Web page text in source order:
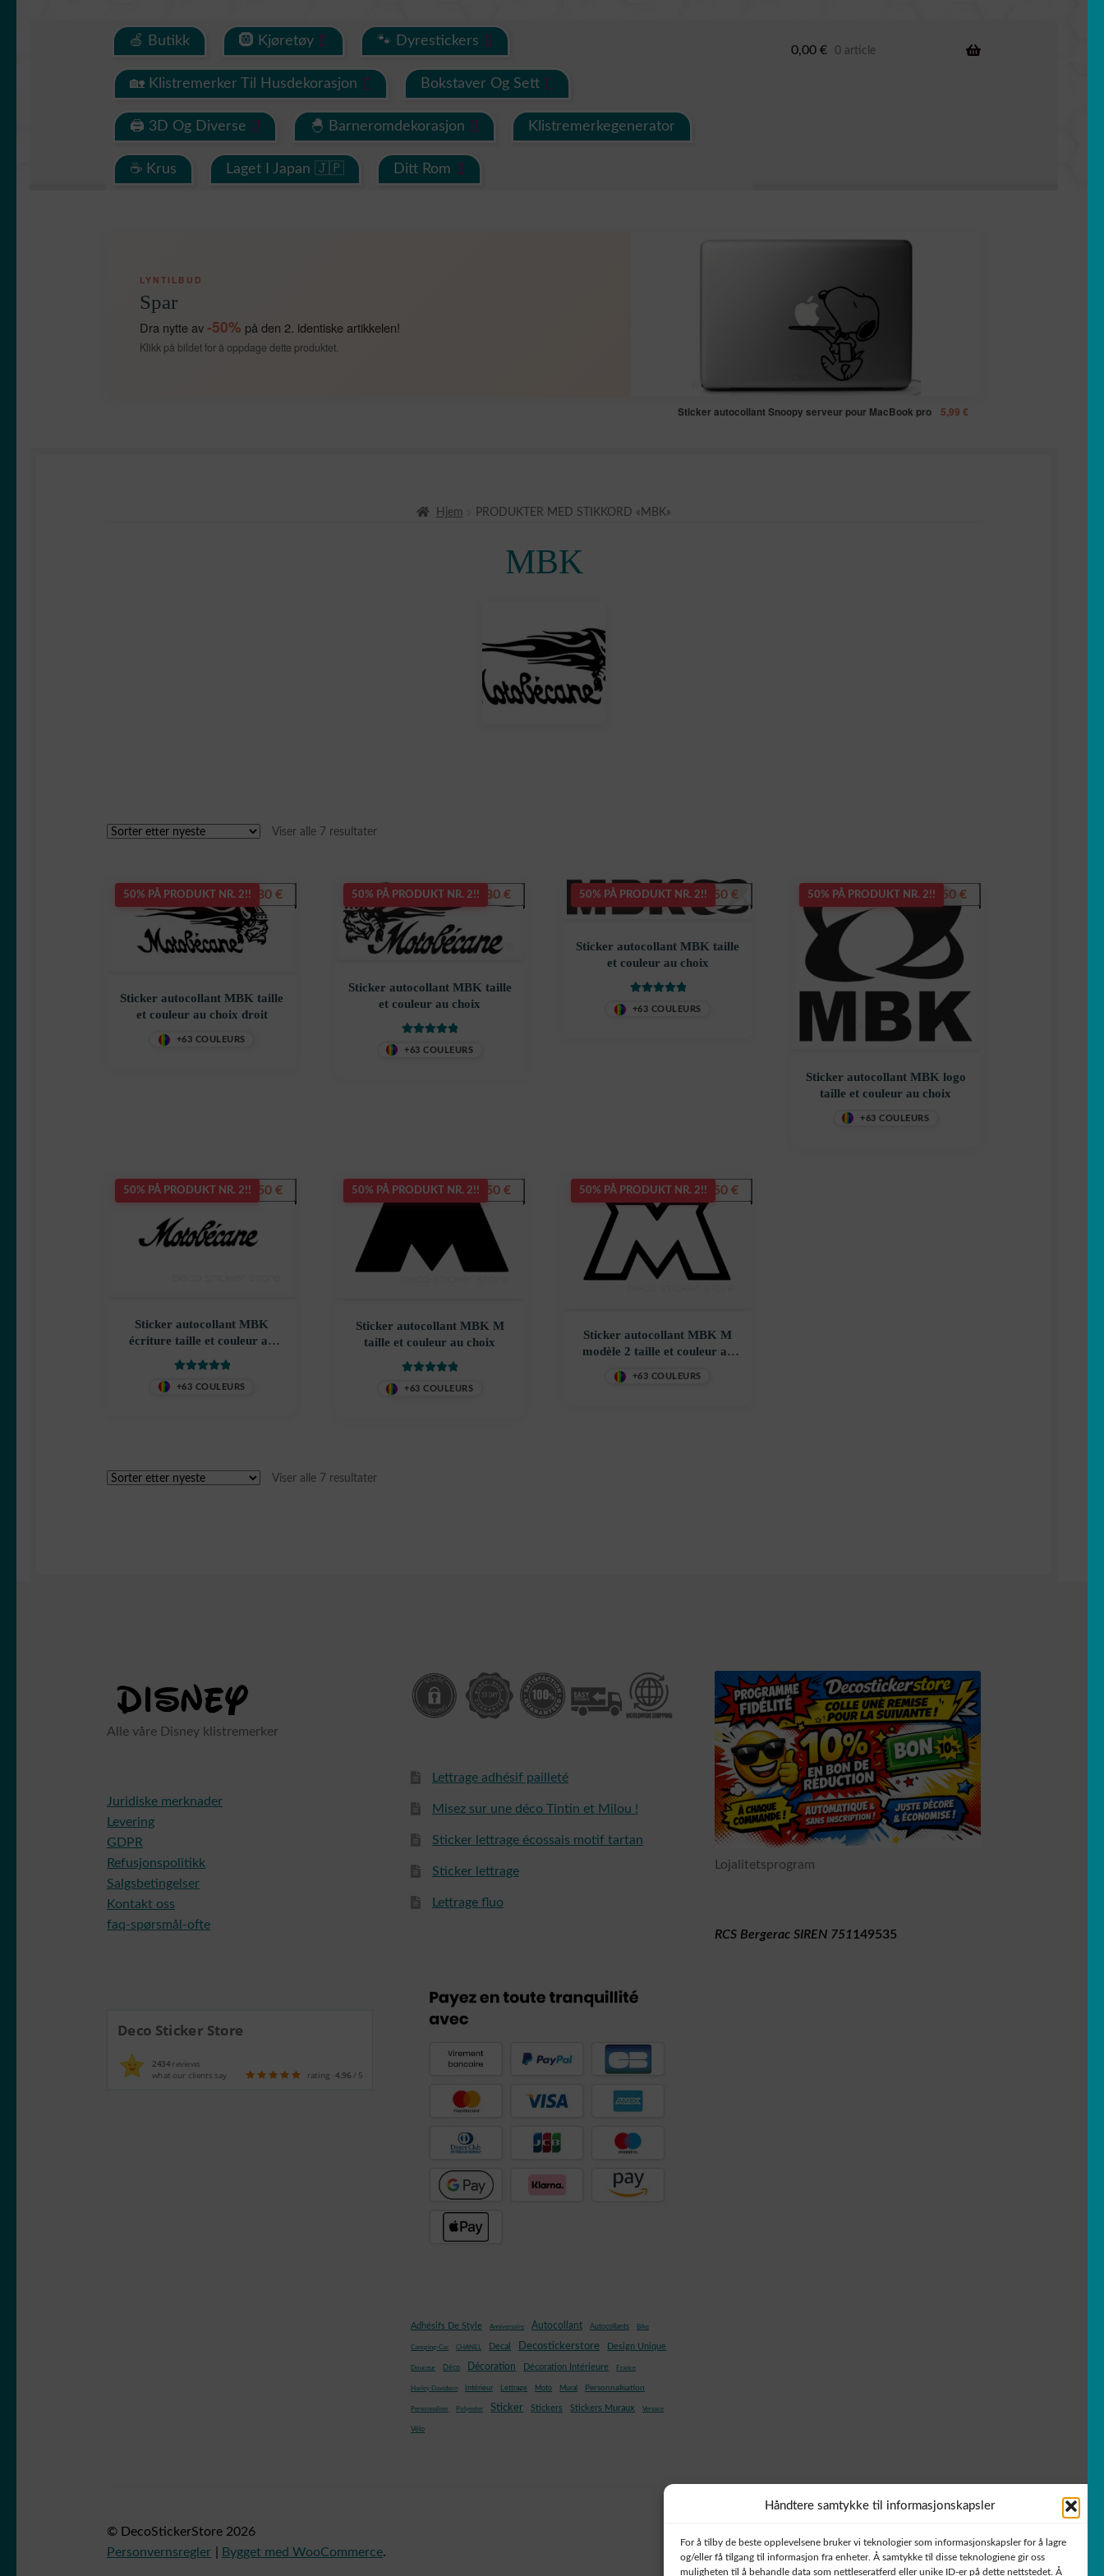
Håndtere samtykke til informasjonskapsler
For å tilby de beste opplevelsene bruker vi teknologier som informasjonskapsler for å lagre
og/eller få tilgang til informasjon fra enheter. Å samtykke til disse teknologiene gir oss
muligheten til å behandle data som nettleseratferd eller unike ID-er på dette nettstedet. Å
🍏 Butikk 🛞 Kjøretøy 🐾 Dyrestickers
🏡 Klistremerker Til Husdekorasjon Bokstaver Og Sett
🖨 3D Og Diverse 🐣 Barneromdekorasjon Klistremerkegenerator
☕ Krus Laget I Japan 🇯🇵 Ditt Rom
0,00 € 0 article
LYNTILBUD
Spar
Dra nytte av-50% på den 2. identiske artikkelen!
Klikk på bildet for å oppdage dette produktet.
Sticker autocollant Snoopy serveur pour MacBook pro 5,99 €
Hjem PRODUKTER MED STIKKORD «MBK»
MBK
Viser alle 7 resultaterSortert
50% PÅ PRODUKT NR. 2!!
Sticker autocollant MBK taille
et couleur au choix droit
+63 COULEURS
7,80€ 50% PÅ PRODUKT NR. 2!!
Sticker autocollant MBK taille
et couleur au choix
+63 COULEURS
7,80 € 50% PÅ PRODUKT NR. 2!!
Sticker autocollant MBK taille
et couleur au choix
+63 COULEURS
5,50€ 50% PÅ PRODUKT NR. 2!!
Sticker autocollant MBK logo
taille et couleur au choix
+63 COULEURS
5,50 €
50% PÅ PRODUKT NR. 2!!
Sticker autocollant MBK
écriture taille et couleur au
choix
+63 COULEURS
5,50€ 50% PÅ PRODUKT NR. 2!!
Sticker autocollant MBK M
taille et couleur au choix
+63 COULEURS
5,50 € 50% PÅ PRODUKT NR. 2!!
Sticker autocollant MBK M
modèle 2 taille et couleur au
+63 COULEURS
5,50€
Viser alle 7 resultaterSortert
Alle våre Disney klistremerker
Juridiske merknader
Levering
GDPR
Refusjonspolitikk
Salgsbetingelser
Kontakt oss
faq-spørsmål-ofte
Deco Sticker Store
2434 reviews
what our clients say
rating 4.96 / 5
Lettrage adhésif pailleté
Misez sur une déco Tintin et Milou !
Sticker lettrage écossais motif tartan
Sticker lettrage
Lettrage fluo
Adhésifs De Style Anniversaire Autocollant Autocollants Bike
Camping-Car CHANEL Decal Decostickerstore Design Unique
Douceur Déco Décoration Décoration Intérieure France
Harley Davidson Intérieur Lettrage Moto Mural Personnalisation
Personnaliser Polyester Sticker Stickers Stickers Muraux Versace
Vélo
Lojalitetsprogram
RCS Bergerac SIREN 751149535
© DecoStickerStore 2026
Personvernsregler
Bygget med WooCommerce.